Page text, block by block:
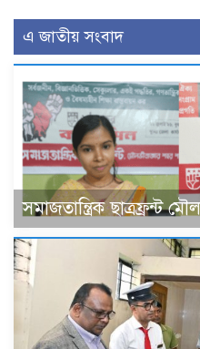
এ জাতীয় সংবাদ
সমাজতান্ত্রিক ছাত্রফ্রন্ট